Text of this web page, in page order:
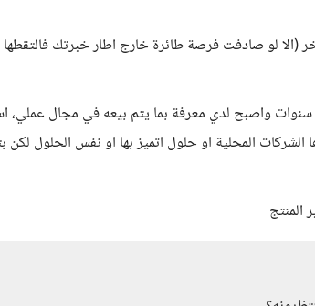
لو صادفت فرصة طائرة خارج اطار خبرتك
واصبح لدي معرفة بما يتم بيعه في مجال عملي،
المحلية او حلول اتميز بها او نفس الحلول
المنتج